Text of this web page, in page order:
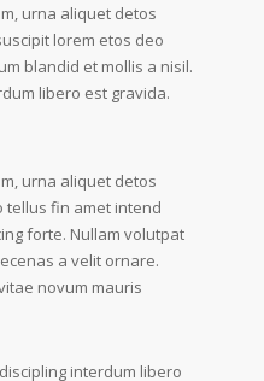
urna aliquet detos
lorem etos deo
blandid et mollis a nisil.
libero est gravida.
urna aliquet detos
tellus fin amet intend
forte. Nullam volutpat
a velit ornare.
novum mauris
interdum libero